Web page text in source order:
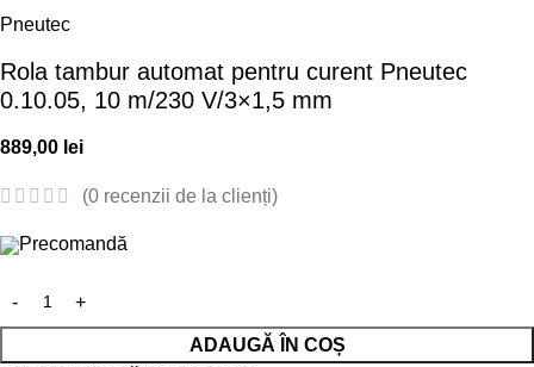
Pneutec
Rola tambur automat pentru curent Pneutec
0.10.05, 10 m/230 V/3×1,5 mm
889,00 lei
(0 recenzii de la clienți)
Precomandă
ADAUGĂ ÎN COȘ